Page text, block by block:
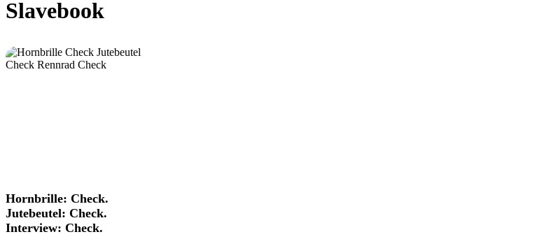
Slavebook
Hornbrille:
Check.
Jutebeutel:
Check.
Hornbrille: Check.
Jutebeutel: Check.
Interview: Check.